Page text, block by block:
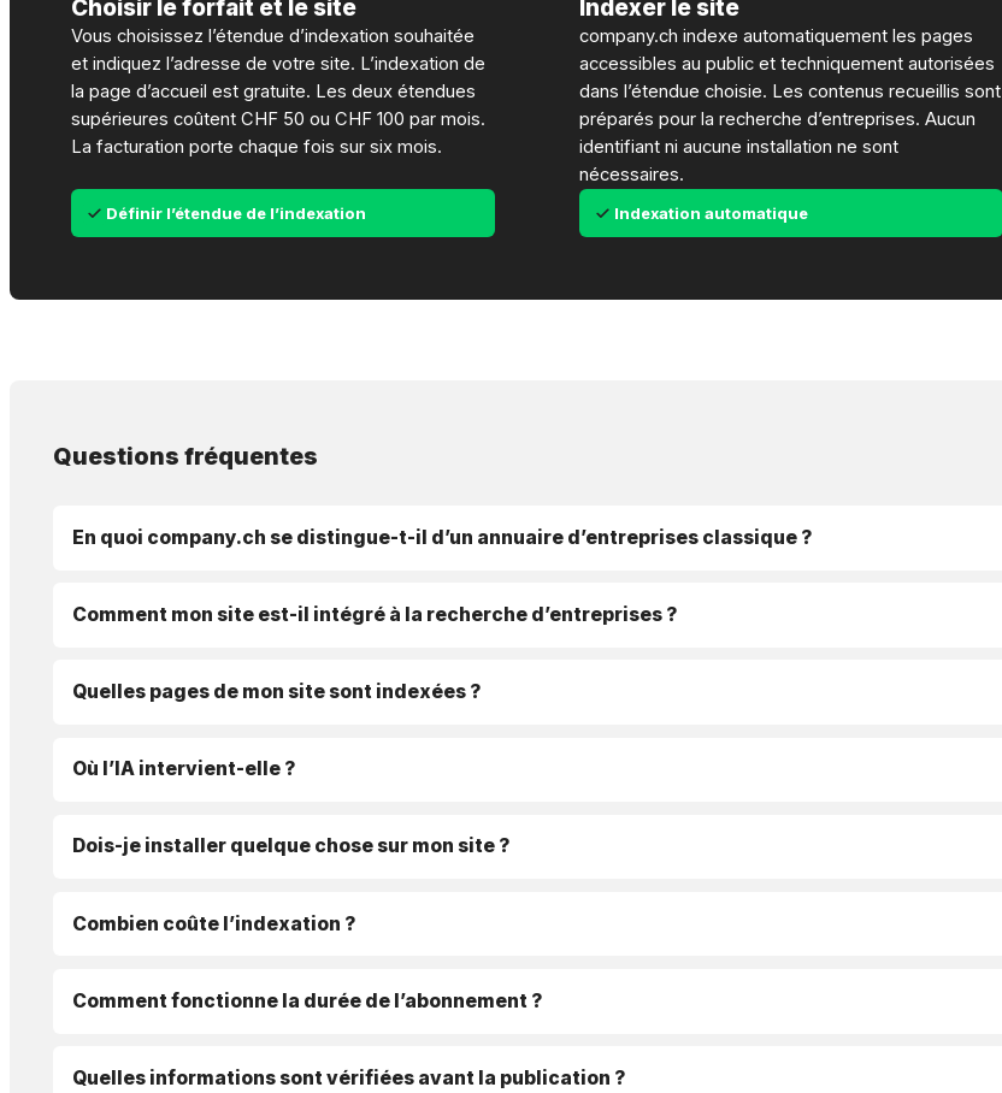
Choisir le forfait et le site
Vous choisissez l’étendue d’indexation souhaitée
et indiquez l’adresse de votre site. L’indexation de
la page d’accueil est gratuite. Les deux étendues
supérieures coûtent CHF 50 ou CHF 100 par mois.
La facturation porte chaque fois sur six mois.
Définir l’étendue de l’indexation
Indexer le site
company.ch indexe automatiquement les pages
accessibles au public et techniquement autorisées
dans l’étendue choisie. Les contenus recueillis sont
préparés pour la recherche d’entreprises. Aucun
identifiant ni aucune installation ne sont
nécessaires.
Indexation automatique
Questions fréquentes
En quoi company.ch se distingue-t-il d’un annuaire d’entreprises classique ?
Comment mon site est-il intégré à la recherche d’entreprises ?
Quelles pages de mon site sont indexées ?
Où l’IA intervient-elle ?
Dois-je installer quelque chose sur mon site ?
Combien coûte l’indexation ?
Comment fonctionne la durée de l’abonnement ?
Quelles informations sont vérifiées avant la publication ?